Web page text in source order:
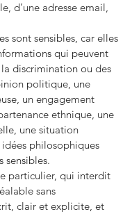
d’une adresse email,
sont sensibles, car elles
qui peuvent
discrimination ou des
politique, une
un engagement
ethnique, une
une situation
philosophiques
sensibles.
particulier, qui interdit
sans
clair et explicite, et